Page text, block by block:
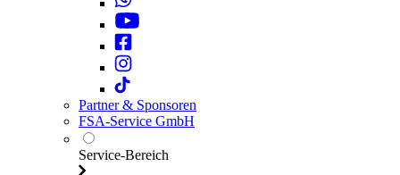
Partner & Sponsoren
FSA-Service GmbH
Service-Bereich